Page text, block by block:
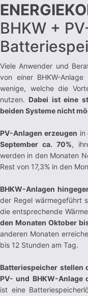
BHKW +
Viele Anwender und
von einer BHKW-
wenige, welche die
nutzen. Dabei ist eine
beiden Systeme nicht
PV-Anlagen erzeugen in
September ca. 70%,
werden in den Monaten
Rest von 17,3% in den
BHKW-Anlagen
der Regel wärmegeführt
die entsprechende
den Monaten Oktober
anderen Monaten
bis 12 Stunden am Tag.
Batteriespeicher stellen
PV- und BHKW-Anlage
ist eine